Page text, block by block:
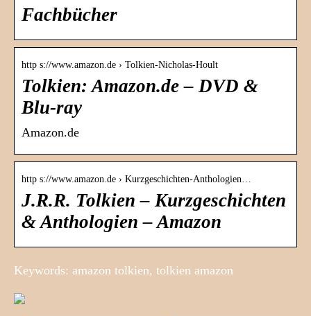
Fachbücher
http s://www.amazon.de › Tolkien-Nicholas-Hoult
Tolkien: Amazon.de – DVD &
Blu-ray
Amazon.de
http s://www.amazon.de › Kurzgeschichten-Anthologien…
J.R.R. Tolkien – Kurzgeschichten
& Anthologien – Amazon
Keywords: amazon tolkien, tolkien amazon